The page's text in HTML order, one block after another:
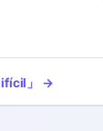
」 →